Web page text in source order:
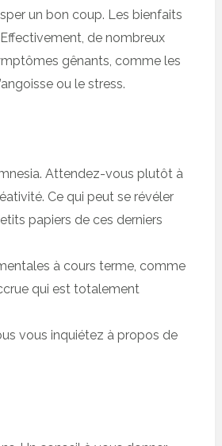
un bon coup. Les bienfaits
de nombreux
gênants, comme les
ou le stress.
Attendez-vous plutôt à
Ce qui peut se révéler
papiers de ces derniers
à cours terme, comme
qui est totalement
vous inquiétez à propos de